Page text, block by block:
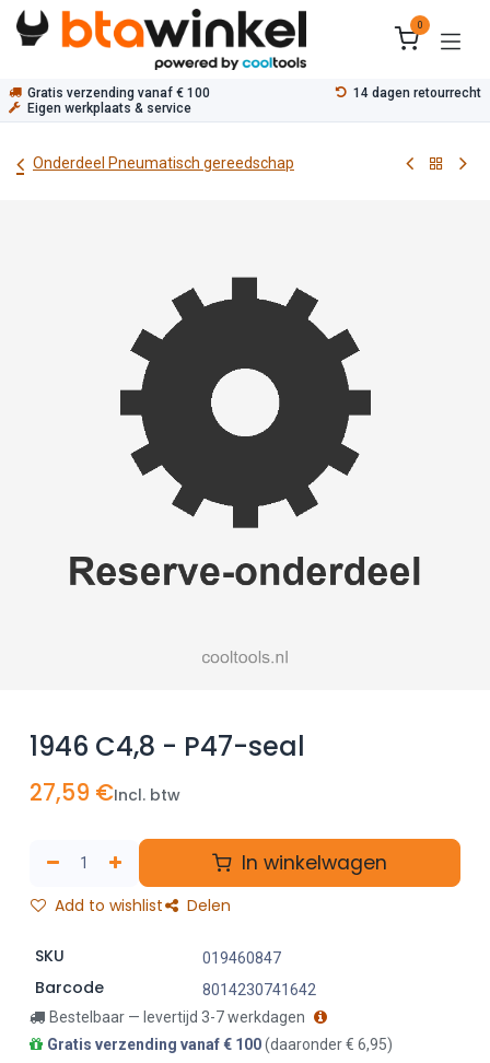
Overslaan naar inhoud
0
Gratis verzending vanaf € 100
14 dagen retourrecht
Eigen werkplaats & service
Onderdeel Pneumatisch gereedschap
1946 C4,8 - P47-seal
27,59 €Incl. btw
In winkelwagen
Add to wishlist Delen
SKU 019460847
Barcode
8014230741642
Bestelbaar — levertijd 3-7 werkdagen
Gratis verzending vanaf € 100(daaronder € 6,95)